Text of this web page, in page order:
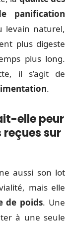
panification
levain naturel,
plus digeste
plus long.
il s’agit de
.
elle peur
reçues sur
aussi son lot
mais elle
de poids. Une
à une seule